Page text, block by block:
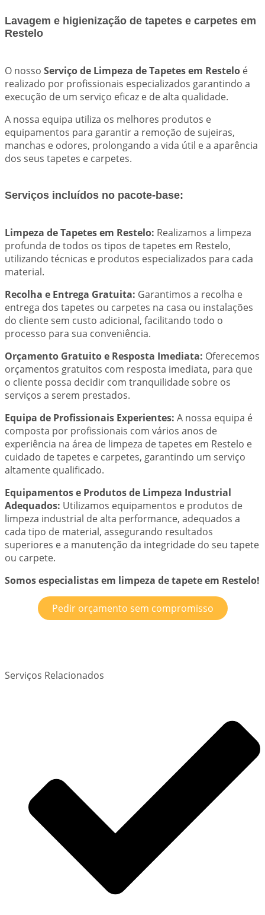
Lavagem e higienização de tapetes e carpetes em
Restelo
O nosso Serviço de Limpeza de Tapetes em Restelo é
realizado por profissionais especializados garantindo a
execução de um serviço eficaz e de alta qualidade.
A nossa equipa utiliza os melhores produtos e
equipamentos para garantir a remoção de sujeiras,
manchas e odores, prolongando a vida útil e a aparência
dos seus tapetes e carpetes.
Serviços incluídos no pacote-base:
Limpeza de Tapetes em Restelo: Realizamos a limpeza
profunda de todos os tipos de tapetes em Restelo,
utilizando técnicas e produtos especializados para cada
material.
Recolha e Entrega Gratuita: Garantimos a recolha e
entrega dos tapetes ou carpetes na casa ou instalações
do cliente sem custo adicional, facilitando todo o
processo para sua conveniência.
Orçamento Gratuito e Resposta Imediata: Oferecemos
orçamentos gratuitos com resposta imediata, para que
o cliente possa decidir com tranquilidade sobre os
serviços a serem prestados.
Equipa de Profissionais Experientes: A nossa equipa é
composta por profissionais com vários anos de
experiência na área de limpeza de tapetes em Restelo e
cuidado de tapetes e carpetes, garantindo um serviço
altamente qualificado.
Equipamentos e Produtos de Limpeza Industrial
Adequados: Utilizamos equipamentos e produtos de
limpeza industrial de alta performance, adequados a
cada tipo de material, assegurando resultados
superiores e a manutenção da integridade do seu tapete
ou carpete.
Somos especialistas em limpeza de tapete em Restelo!
Pedir orçamento sem compromisso
Serviços Relacionados